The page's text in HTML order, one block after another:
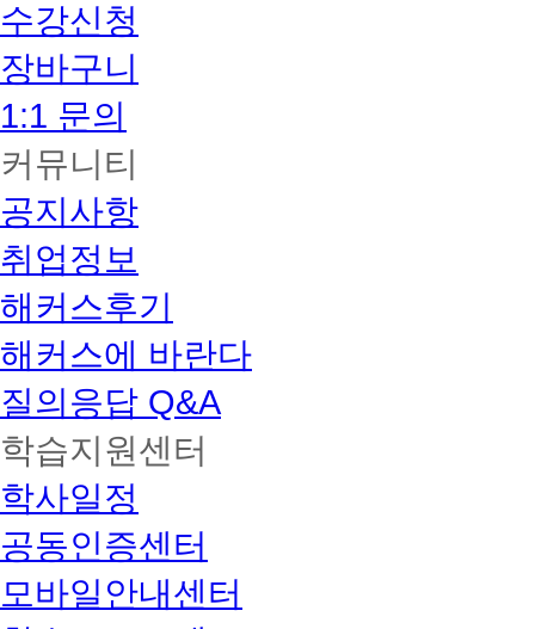
수강신청
장바구니
1:1 문의
커뮤니티
공지사항
취업정보
해커스후기
해커스에 바란다
질의응답 Q&A
학습지원센터
학사일정
공동인증센터
모바일안내센터